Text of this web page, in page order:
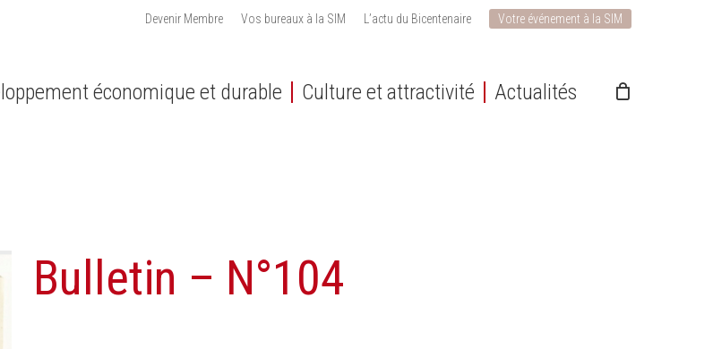
Devenir Membre Vos bureaux à la SIM L’actu du Bicentenaire Votre événement à la SIM
économique et durable Culture et attractivité Actualités
Bulletin – N°104